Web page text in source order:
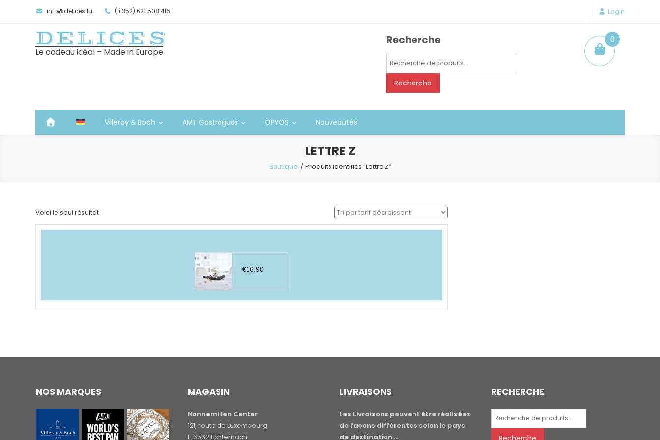
info@delices.lu (+352) 621 508 416 Login
DELICES
Le cadeau idéal – Made in Europe
Recherche
Recherche
Recherche
0
item
Villeroy & Boch AMT Gastroguss OPYOS Nouveautés
LETTRE Z
Boutique Produits identifiés “Lettre Z”
Voici le seul résultat
€16.90
NOS MARQUES MAGASIN
Nonnemillen Center
121, route de Luxembourg
L-6562 Echternach
LIVRAISONS
Les Livraisons peuvent être réalisées
de façons différentes selon le pays
de destination …
RECHERCHE
Recherche
Recherche